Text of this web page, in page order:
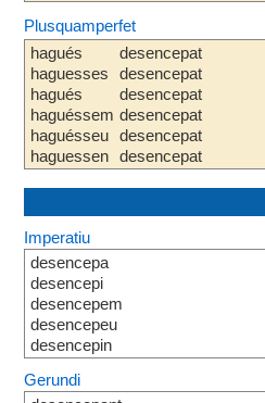
Plusquamperfet
hagués
haguesses
hagués
haguéssem
haguésseu
haguessen
desencepat
desencepat
desencepat
desencepat
desencepat
desencepat
Imperatiu
desencepa
desencepi
desencepem
desencepeu
desencepin
Gerundi